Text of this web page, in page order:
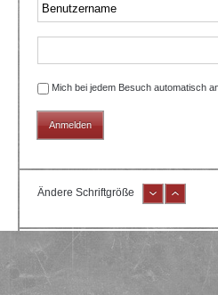
Mich bei jedem Besuch automatisch
Ändere Schriftgröße